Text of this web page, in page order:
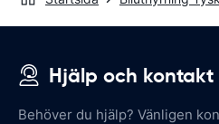
Hjälp och kontakt
Behöver du hjälp? Vänligen